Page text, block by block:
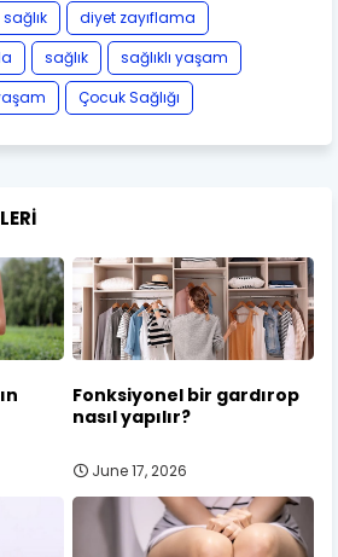
diyet zayıflama
sağlık
sağlıklı yaşam
Çocuk Sağlığı
Fonksiyonel bir gardırop
nasıl yapılır?
June 17, 2026